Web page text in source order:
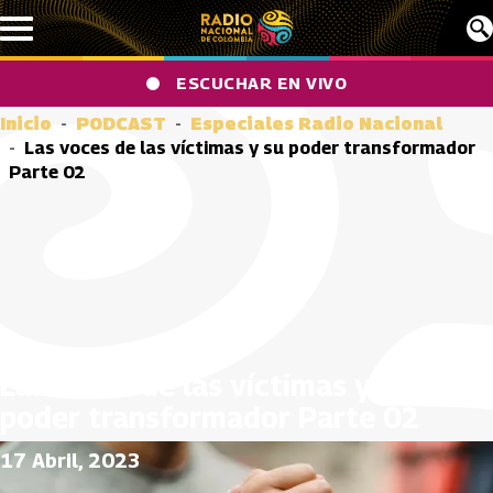
Pasar al contenido principal
ESCUCHAR EN VIVO
Inicio PODCAST
Especiales Radio Nacional
Las voces de las víctimas y su poder transformador
Parte 02
17 Abril, 2023